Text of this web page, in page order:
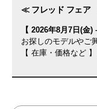
≪ フレッド フェ
【 2026年8月7日(金)
お探しのモデルやご
【 在庫・価格など